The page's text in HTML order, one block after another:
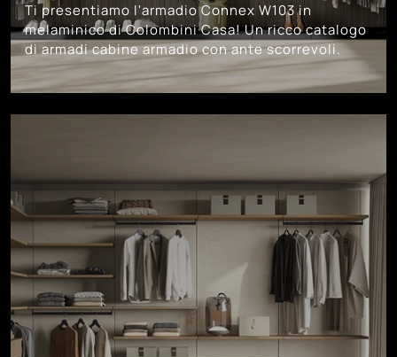
Ti presentiamo l'armadio Connex W103 in
melaminico di Colombini Casa! Un ricco catalogo
di armadi cabine armadio con ante scorrevoli.